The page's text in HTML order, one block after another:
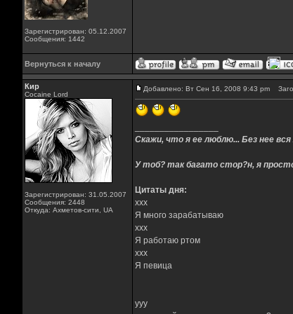
Зарегистрирован: 05.12.2007
Сообщения: 1442
Вернуться к началу
Кир
Cocaine Lord
Зарегистрирован: 31.05.2007
Сообщения: 2448
Откуда: Ахметов-сити, UA
Добавлено: Вт Сен 16, 2008 9:43 pm
Скажи, что я ее люблю... Без нее вся
У тоб? так багато стор?н, я
Цитаты дня:
xxx
Я много зарабатываю
xxx
Я работаю ртом
xxx
Я певица
yyy